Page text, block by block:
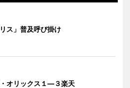
リス」普及呼び掛け
オリックス１―３楽天